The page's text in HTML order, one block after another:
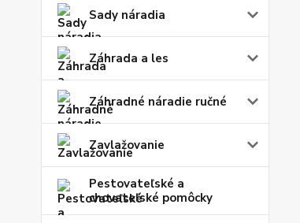
Sady náradia
Záhrada a les
Záhradné náradie ručné
Zavlažovanie
Pestovateľské a
chovateľské pomôcky